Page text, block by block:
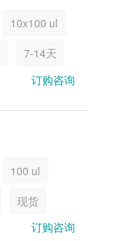
10x100 ul
7-14天
订购咨询
100 ul
现货
订购咨询